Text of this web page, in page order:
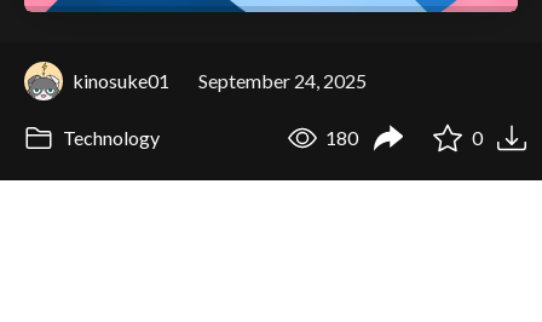
kinosuke01 September 24, 2025
Technology 180 0